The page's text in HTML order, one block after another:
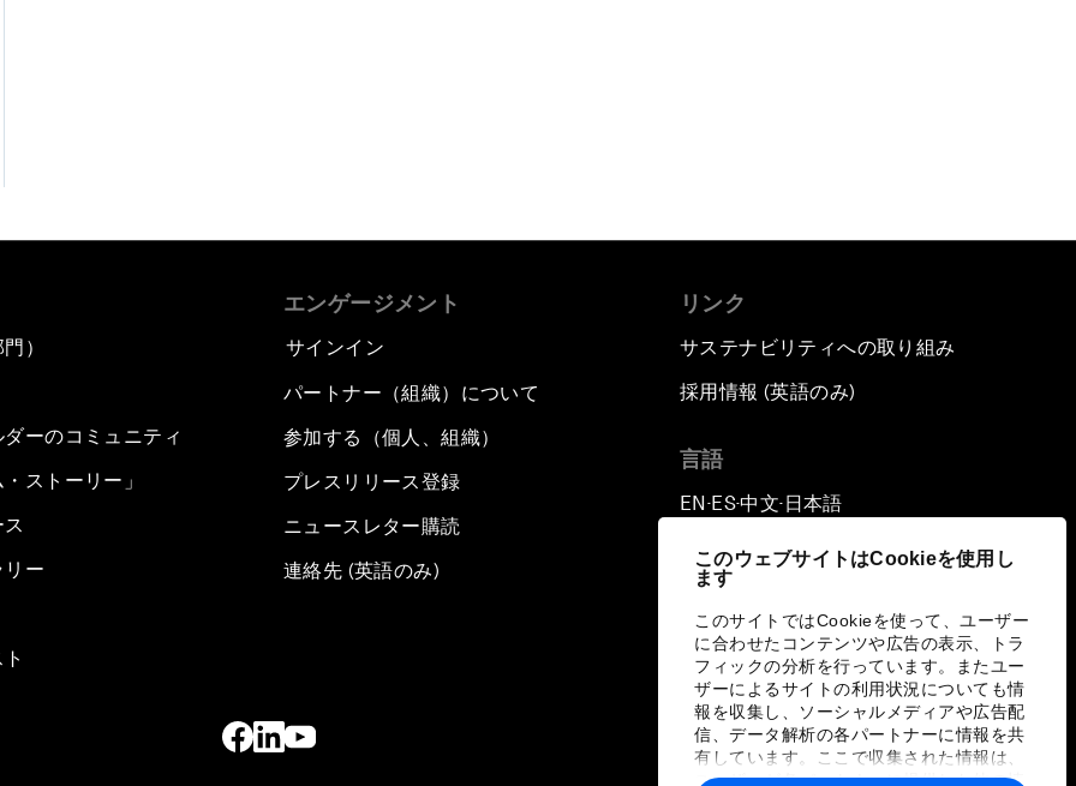
このウェブサイトはCookieを使用し
ます
このサイトではCookieを使って、ユーザー
に合わせたコンテンツや広告の表示、トラ
フィックの分析を行っています。またユー
ザーによるサイトの利用状況についても情
報を収集し、ソーシャルメディアや広告配
信、データ解析の各パートナーに情報を共
有しています。ここで収集された情報は、
ユーザーが各パートナーに提供した他の情
）
ーのコミュニティ
ストーリー」
ー
エンゲージメント
サインイン
パートナー（組織）について
参加する（個人、組織）
プレスリリース登録
ニュースレター購読
連絡先 (英語のみ)
リンク
サステナビリティへの取り組み
採用情報 (英語のみ)
言語
EN ▪ ES▪中文▪ 日本語